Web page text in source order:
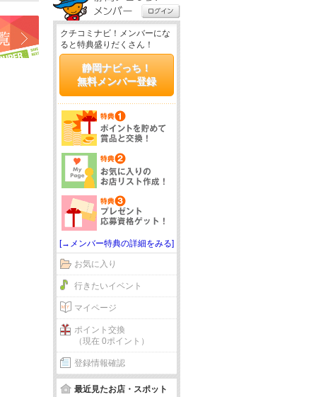
クチコミナビ！メンバーにな
ると特典盛りだくさん！
静岡ナビっち！
無料メンバー登録
[→メンバー特典の詳細をみる]
お気に入り
行きたいイベント
マイページ
ポイント交換
（現在 0ポイント）
登録情報確認
最近見たお店・スポット